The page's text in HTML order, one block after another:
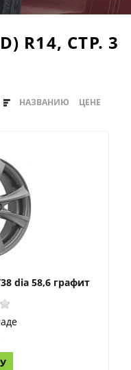
R14, СТР. 3
НАЗВАНИЮ ЦЕНЕ
dia 58,6 графит